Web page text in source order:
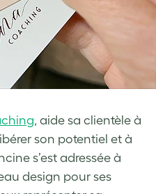
, aide sa clientèle à
son potentiel et à
s’est adressée à
design pour ses